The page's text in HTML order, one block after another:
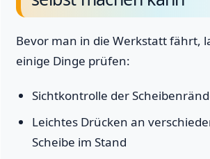
Bevor man in die Werkstatt fährt,
einige Dinge prüfen:
Sichtkontrolle der
Leichtes Drücken an
Scheibe im Stand